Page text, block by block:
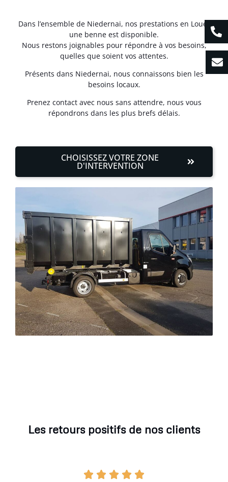
Dans l’ensemble de Niedernai, nos prestations en Louer
une benne est disponible.
Nous restons joignables pour répondre à vos besoins,
quelles que soient vos attentes.
Présents dans Niedernai, nous connaissons bien les
besoins locaux.
Prenez contact avec nous sans attendre, nous vous
répondrons dans les plus brefs délais.
CHOISISSEZ VOTRE ZONE
D'INTERVENTION
Les retours positifs de nos clients